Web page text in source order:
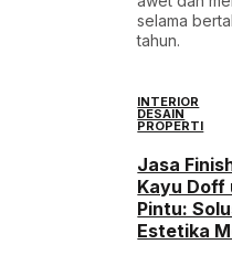
selama
tahun.
INTERIOR
DESAIN
PROPERTI
Jasa
Kayu Doff
Pintu:
Estetika